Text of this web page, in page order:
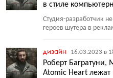
в стиле
Студия-разработчик
героев шутера в
дизайн 16.03.2023 в
Роберт Багратуни,
Atomic Heart